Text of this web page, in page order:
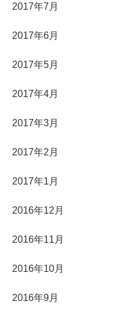
2017年7月
2017年6月
2017年5月
2017年4月
2017年3月
2017年2月
2017年1月
2016年12月
2016年11月
2016年10月
2016年9月